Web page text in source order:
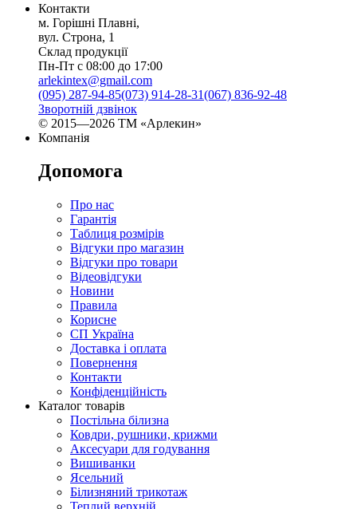
Контакти
м. Горішні Плавні,
вул. Строна, 1
Склад продукції
Пн-Пт с 08:00 до 17:00
arlekintex@gmail.com
(095) 287-94-85(073) 914-28-31(067) 836-92-48
Зворотній дзвінок
© 2015—2026 ТМ «Арлекин»
Компанія
Допомога
Про нас
Гарантія
Таблиця розмірів
Відгуки про магазин
Відгуки про товари
Відеовідгуки
Новини
Правила
Корисне
СП Україна
Доставка і оплата
Повернення
Контакти
Конфіденційність
Каталог товарів
Постільна білизна
Ковдри, рушники, крижми
Аксесуари для годування
Вишиванки
Ясельний
Білизняний трикотаж